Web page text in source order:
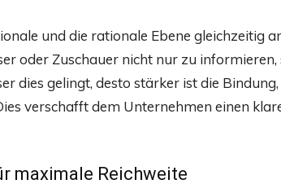
und die rationale Ebene gleichzeitig
oder Zuschauer nicht nur zu informieren,
dies gelingt, desto stärker ist die
verschafft dem Unternehmen einen
maximale Reichweite